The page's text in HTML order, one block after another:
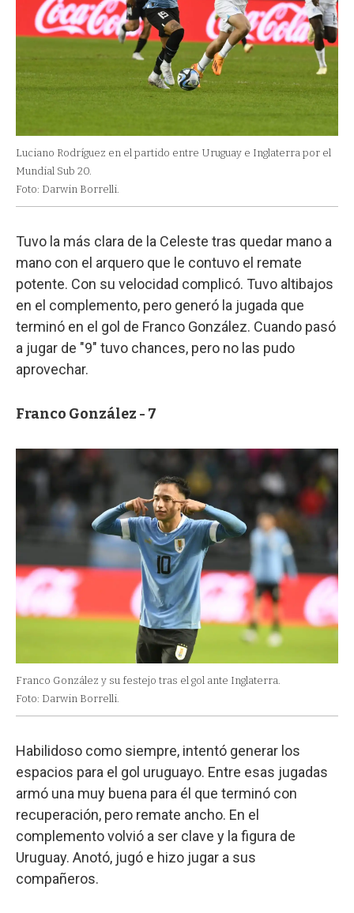
Luciano Rodríguez en el partido entre Uruguay e Inglaterra por el
Mundial Sub 20.
Foto: Darwin Borrelli.
Tuvo la más clara de la Celeste tras quedar mano a
mano con el arquero que le contuvo el remate
potente. Con su velocidad complicó. Tuvo altibajos
en el complemento, pero generó la jugada que
terminó en el gol de Franco González. Cuando pasó
a jugar de "9" tuvo chances, pero no las pudo
aprovechar.
Franco González - 7
Franco González y su festejo tras el gol ante Inglaterra.
Foto: Darwin Borrelli.
Habilidoso como siempre, intentó generar los
espacios para el gol uruguayo. Entre esas jugadas
armó una muy buena para él que terminó con
recuperación, pero remate ancho. En el
complemento volvió a ser clave y la figura de
Uruguay. Anotó, jugó e hizo jugar a sus
compañeros.